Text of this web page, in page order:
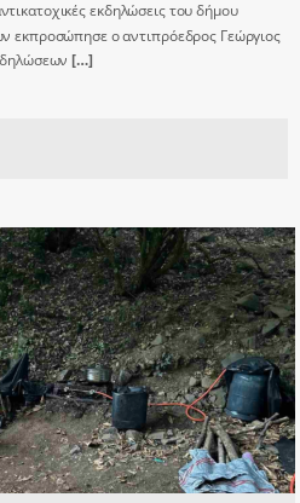
εκδηλώσεις του δήμου
εκπροσώπησε ο αντιπρόεδρος Γεώργιος
[…]